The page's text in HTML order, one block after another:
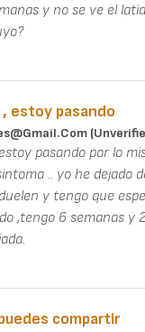
y no se ve el
estoy pasando
pasando por lo
.. yo he dejado
y tengo que
,tengo 6 semanas y
compartir